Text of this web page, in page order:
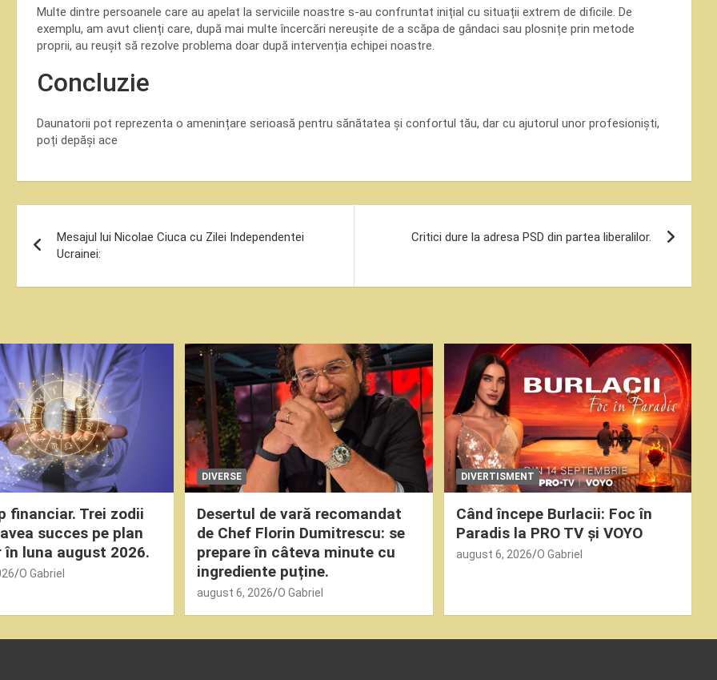
Multe dintre persoanele care au apelat la serviciile noastre s-au confruntat inițial cu situații extrem de dificile. De
exemplu, am avut clienți care, după mai multe încercări nereușite de a scăpa de gândaci sau plosnițe prin metode
proprii, au reușit să rezolve problema doar după intervenția echipei noastre.
Concluzie
Daunatorii pot reprezenta o amenințare serioasă pentru sănătatea și confortul tău, dar cu ajutorul unor profesioniști,
poți depăși ace
în
articole
Mesajul lui Nicolae Ciuca cu Zilei Independentei
Ucrainei:
Critici dure la adresa PSD din partea liberalilor.
financiar. Trei zodii
succes pe plan
luna august 2026.
O Gabriel
DIVERSE
Desertul de vară recomandat
de Chef Florin Dumitrescu: se
prepare în câteva minute cu
ingrediente puține.
august 6, 2026 O Gabriel
DIVERTISMENT
Când începe Burlacii: Foc în
Paradis la PRO TV și VOYO
august 6, 2026 O Gabriel